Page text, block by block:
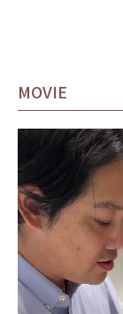
MOVIE